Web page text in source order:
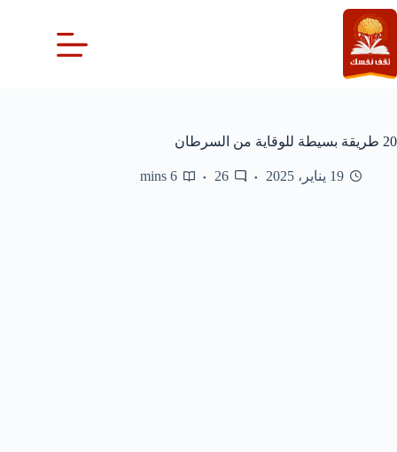
التجاوز
إلى
المحتوى
20 طريقة بسيطة للوقاية من السرطان
19 يناير، 2025 26
6 mins